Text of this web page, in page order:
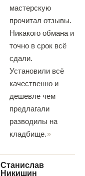
мастерскую
прочитал отзывы.
Никакого обмана и
точно в срок всё
сдали.
Установили всё
качественно и
дешевле чем
предлагали
разводилы на
кладбище.
Станислав
Никишин